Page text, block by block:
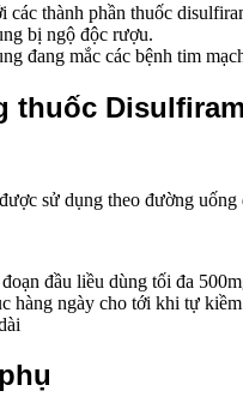
các thành phần thuốc
bị ngộ độc rượu.
đang mắc các bệnh tim
thuốc
sử dụng theo đường
đầu liều dùng tối đa
hàng ngày cho tới khi tự